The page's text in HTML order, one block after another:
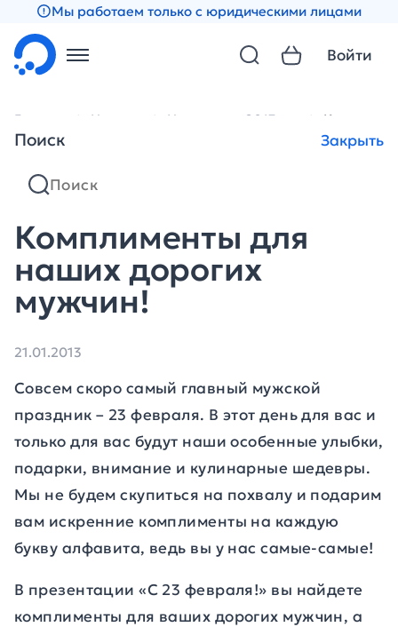
Мы работаем только с юридическими лицами
Поиск Закрыть
Войти
Главная Новости Новости за 2013 год
Комплименты для
наших дорогих
мужчин!
21.01.2013
Совсем скоро самый главный мужской
праздник – 23 февраля. В этот день для вас и
только для вас будут наши особенные улыбки,
подарки, внимание и кулинарные шедевры.
Мы не будем скупиться на похвалу и подарим
вам искренние комплименты на каждую
букву алфавита, ведь вы у нас самые-самые!
В презентации «С 23 февраля!» вы найдете
комплименты для ваших дорогих мужчин, а